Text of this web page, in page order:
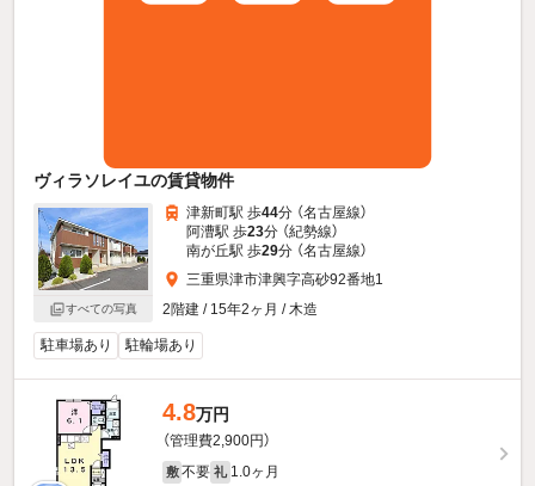
ヴィラソレイユの賃貸物件
すべての写真
津新町駅 歩44分 （名古屋線）
阿漕駅 歩23分 （紀勢線）
南が丘駅 歩29分 （名古屋線）
三重県津市津興字高砂92番地1
2階建 / 15年2ヶ月 / 木造
駐車場あり 駐輪場あり
4.8万円
（管理費2,900円）
敷 不要 礼 1.0ヶ月